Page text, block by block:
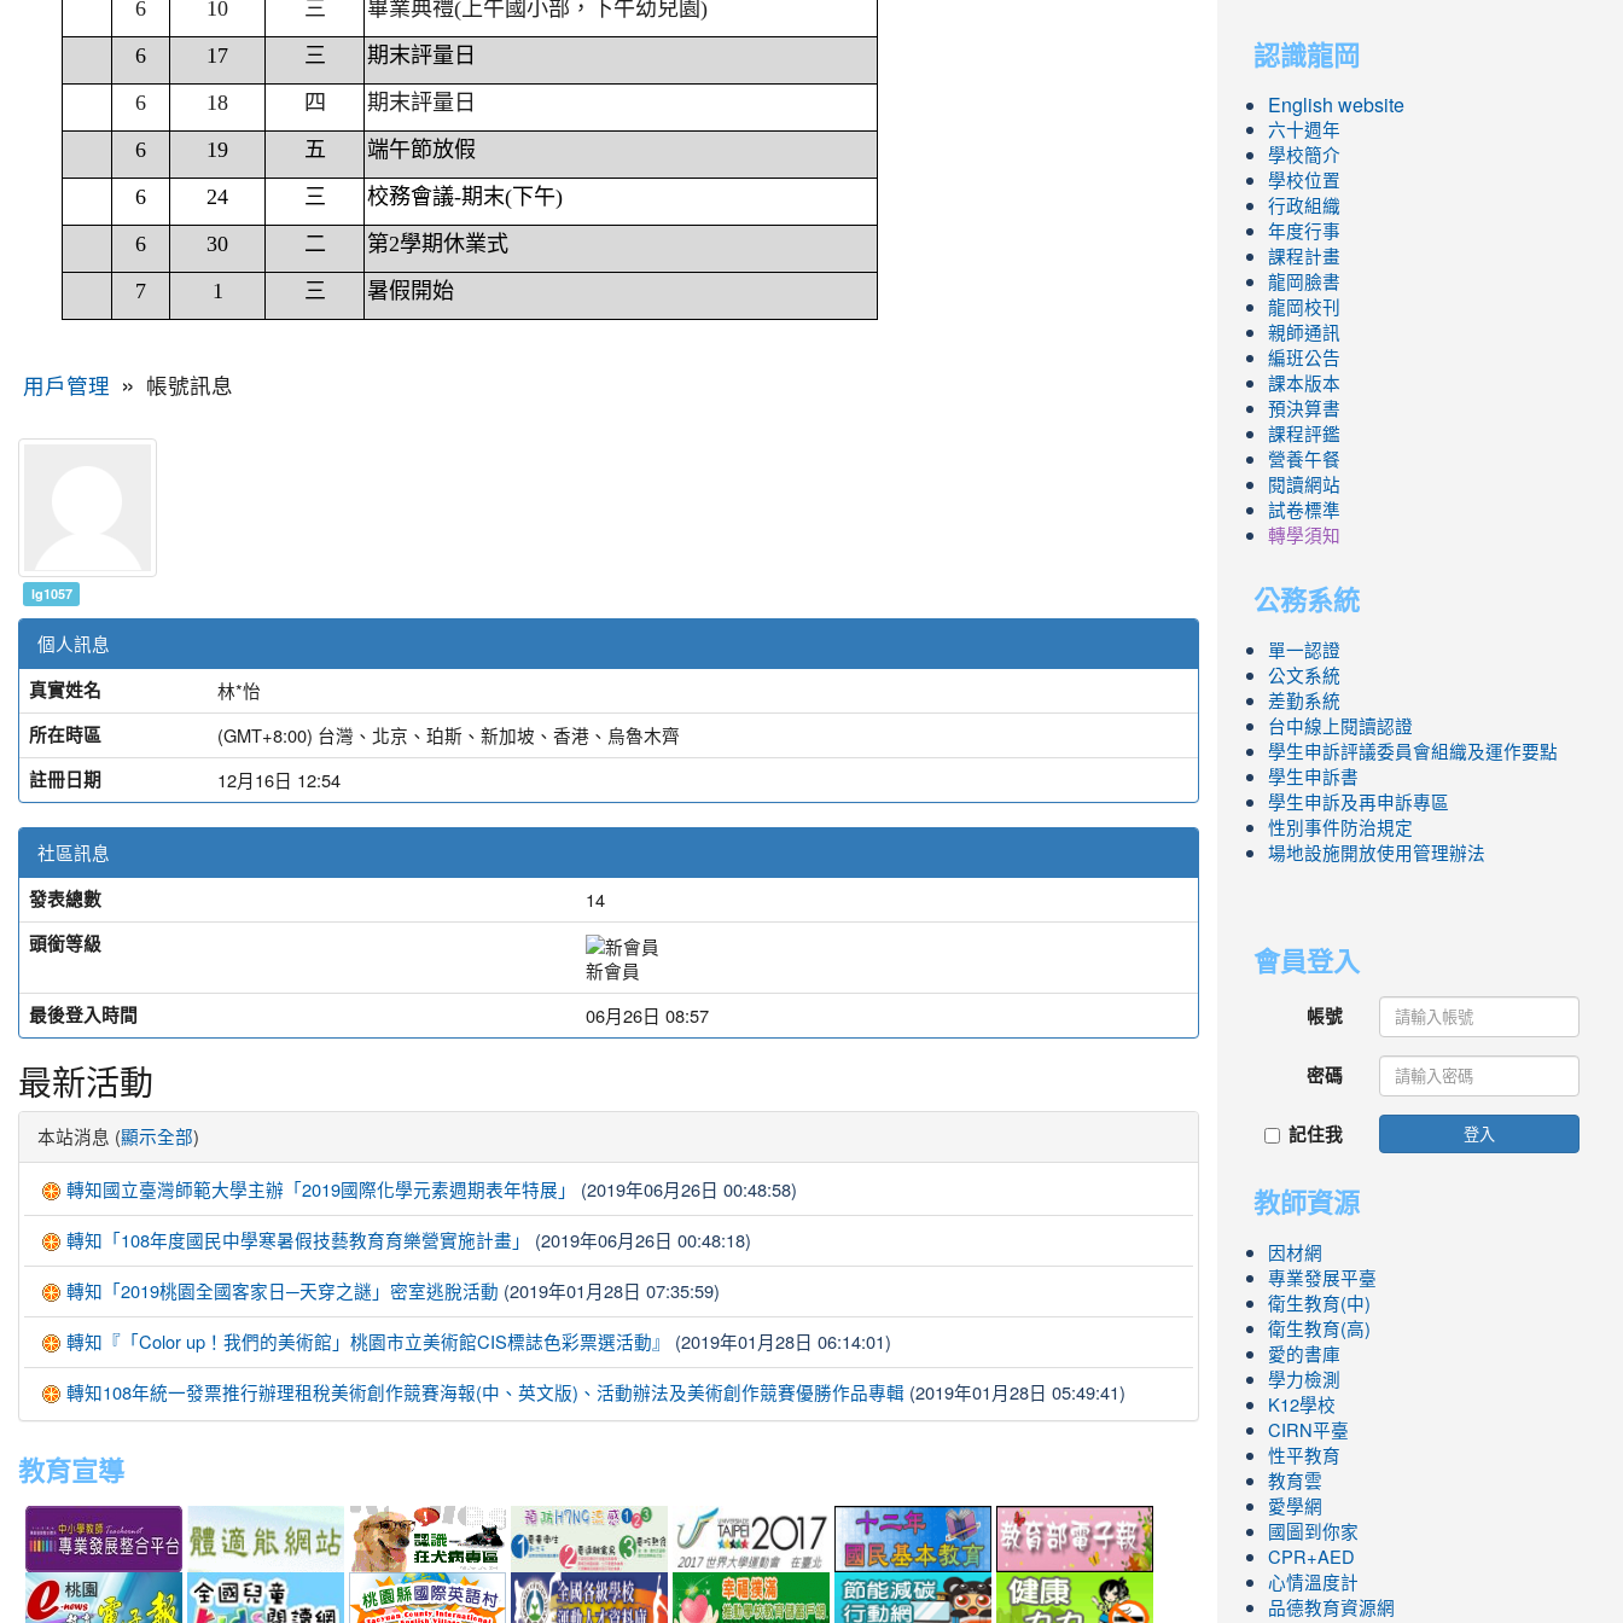
6 10 三
畢業典禮(上午國小部，下午幼兒園)
6
17 三
期末評量日
6
18 四
期末評量日
6
19 五
端午節放假
6
24 三
校務會議-期末(下午)
6
30 二
第2學期休業式
7
1 三 暑假開始
用戶管理 » 帳號訊息
lg1057
個人訊息
真實姓名
林*怡
所在時區
(GMT+8:00) 台灣、北京、珀斯、新加坡、香港、烏魯木齊
註冊日期
12月16日 12:54
社區訊息
發表總數
14
頭銜等級
新會員
最後登入時間
06月26日 08:57
最新活動
本站消息 (顯示全部)
轉知國立臺灣師範大學主辦「2019國際化學元素週期表年特展」 (2019年06月26日 00:48:58)
轉知「108年度國民中學寒暑假技藝教育育樂營實施計畫」 (2019年06月26日 00:48:18)
轉知「2019桃園全國客家日─天穿之謎」密室逃脫活動 (2019年01月28日 07:35:59)
轉知『「Color up！我們的美術館」桃園市立美術館CIS標誌色彩票選活動』 (2019年01月28日 06:14:01)
轉知108年統一發票推行辦理租稅美術創作競賽海報(中、英文版)、活動辦法及美術創作競賽優勝作品專輯 (2019年01月28日 05:49:41)
教育宣導
to
http://teachernet.moe.edu.tw/MAIN/index.aspx
to
https://airtw.epa.gov.tw/
link
to
http://passport.fitness.org.tw/
link
to
http://www.cdc.gov.tw/rabies
link
to
http://www.perdc.ntnu.edu.tw/anti-
flu/catalog.php?
link
http://www.taipei2017.com.tw/
link
to
http://12basic.edu.tw/
http://epaper.edu.tw/
link
to
link
to
link
to
link
to
link
to
認識龍岡
English website
六十週年
學校簡介
學校位置
行政組織
年度行事
課程計畫
龍岡臉書
龍岡校刊
親師通訊
編班公告
課本版本
預決算書
課程評鑑
營養午餐
閱讀網站
試卷標準
轉學須知
公務系統
單一認證
公文系統
差勤系統
台中線上閱讀認證
學生申訴評議委員會組織及運作要點
學生申訴書
學生申訴及再申訴專區
性別事件防治規定
場地設施開放使用管理辦法
會員登入
帳號
密碼
記住我 登入
教師資源
因材網
專業發展平臺
衛生教育(中)
衛生教育(高)
愛的書庫
學力檢測
K12學校
CIRN平臺
性平教育
教育雲
愛學網
國圖到你家
CPR+AED
心情溫度計
品德教育資源網